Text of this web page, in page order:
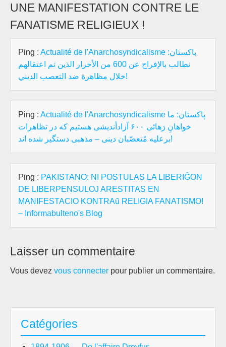
UNE MANIFESTATION CONTRE LE
FANATISME RELIGIEUX !
Ping : Actualité de l'Anarchosyndicalisme باكستان:
نطالب بالإفراج عن 600 من الأحرار الذين تم اعتقالهم
خلال مظاهرة ضد التعصب الديني!
Ping : Actualité de l'Anarchosyndicalisme پاکستان: ما
خواهانِ رَهائی ۶۰۰ آزادأندیشی هستیم که در تظاهرات
برعلیه مُتعصّبان دینی – مذهبی دستگیر شده اند!
Ping : PAKISTANO: NI POSTULAS LA LIBERIĜON
DE LIBERPENSULOJ ARESTITAS EN
MANIFESTACIO KONTRAŭ RELIGIA FANATISMO!
– Informabulteno's Blog
Laisser un commentaire
Vous devez vous connecter pour publier un commentaire.
Catégories